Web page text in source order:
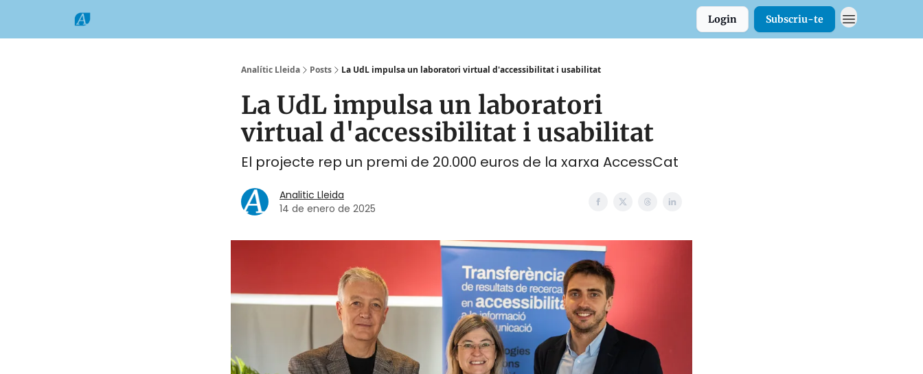
Login Subscriu-te
Analític Lleida Posts La UdL impulsa un laboratori virtual d'accessibilitat i usabilitat
La UdL impulsa un laboratori
virtual d'accessibilitat i usabilitat
El projecte rep un premi de 20.000 euros de la xarxa AccessCat
Analitic Lleida
14 de enero de 2025